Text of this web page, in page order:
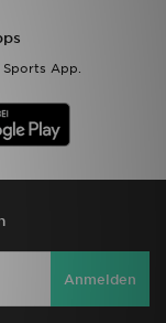
App.
Anmelden